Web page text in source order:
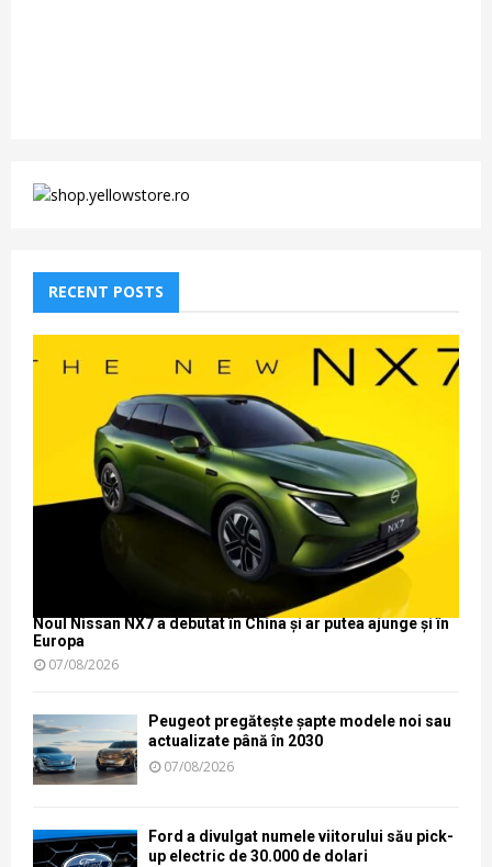
RECENT POSTS
Noul Nissan NX7 a debutat în China și ar putea ajunge și în
Europa
07/08/2026
Peugeot pregătește șapte modele noi sau
actualizate până în 2030
07/08/2026
Ford a divulgat numele viitorului său pick-
up electric de 30.000 de dolari